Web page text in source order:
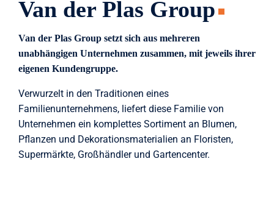
Van der Plas Group
Van der Plas Group setzt sich aus mehreren
unabhängigen Unternehmen zusammen, mit jeweils ihrer
eigenen Kundengruppe.
Verwurzelt in den Traditionen eines
Familienunternehmens, liefert diese Familie von
Unternehmen ein komplettes Sortiment an Blumen,
Pflanzen und Dekorationsmaterialien an Floristen,
Supermärkte, Großhändler und Gartencenter.